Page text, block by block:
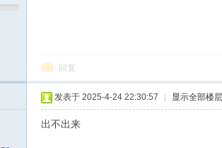
回复
发表于 2025-4-24 22:30:57 显示全部楼层
出不出来